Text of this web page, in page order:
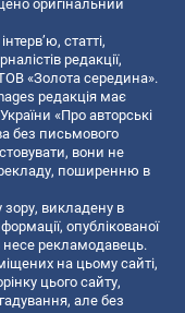
оригінальний
статті,
редакції,
«Золота середина».
редакція має
«Про авторські
без письмового
вони не
поширенню в
зору, викладену в
опублікованої
несе рекламодавець.
на цьому сайті,
цього сайту,
але без